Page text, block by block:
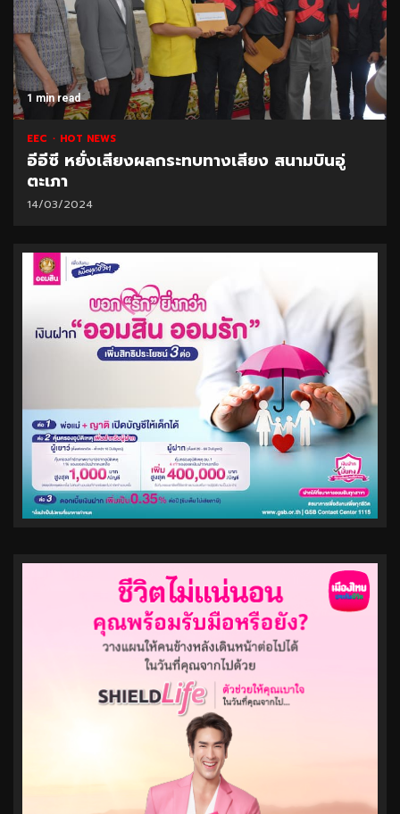
1 min read
EEC HOT NEWS
อีอีซี หยั่งเสียงผลกระทบทางเสียง สนามบินอู่
ตะเภา
14/03/2024